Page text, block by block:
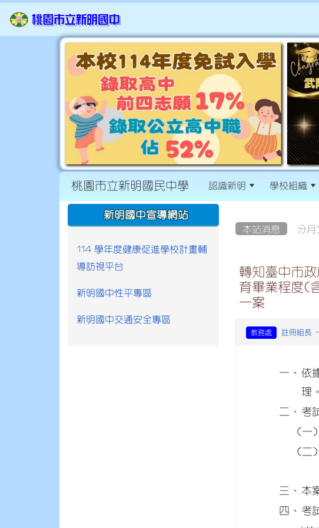
桃園市立新明國民中學 認識新明 學校組織
本站消息 分月
轉知臺中市
育畢業程度(
一案
教務處 註冊組長 -
一、 依
理。
二、 考
(一)
(二)
三、 本
四、 考
:::
新明國中宣導網站
114 學年度健康促進學校計畫輔
導訪視平台
新明國中性平專區
新明國中交通安全專區